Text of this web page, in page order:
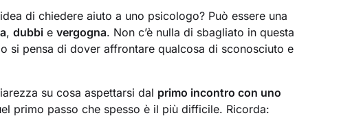
di chiedere aiuto a uno psicologo? Può essere una
,dubbi evergogna. Non c’è nulla di sbagliato in questa
si pensa di dover affrontare qualcosa di sconosciuto e
su cosa aspettarsi dal primo incontro con uno
primo passo che spesso è il più difficile. Ricorda: